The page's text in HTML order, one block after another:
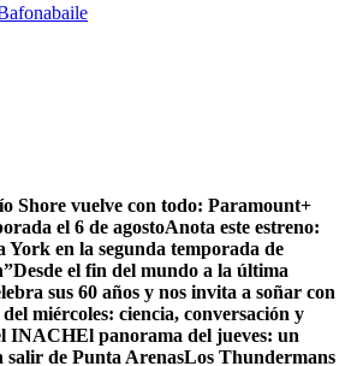
baile
Shore vuelve con todo: Paramount+
el 6 de agostoAnota este estreno:
York en la segunda temporada de
Desde el fin del mundo a la última
sus 60 años y nos invita a soñar con
miércoles: ciencia, conversación y
INACHEl panorama del jueves: un
de Punta ArenasLos Thundermans